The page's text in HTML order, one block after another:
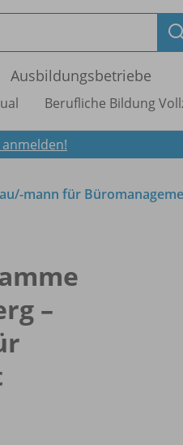
Ausbildungsbetriebe
Berufliche Bildung
-mann für
–